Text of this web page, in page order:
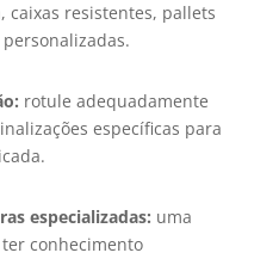
caixas resistentes, pallets
rotule adequadamente
específicas para
especializadas: uma
conhecimento